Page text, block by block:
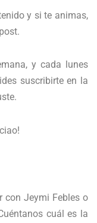
y si te animas,
y cada lunes
suscribirte en la
con Jeymi Febles o
cuál es la